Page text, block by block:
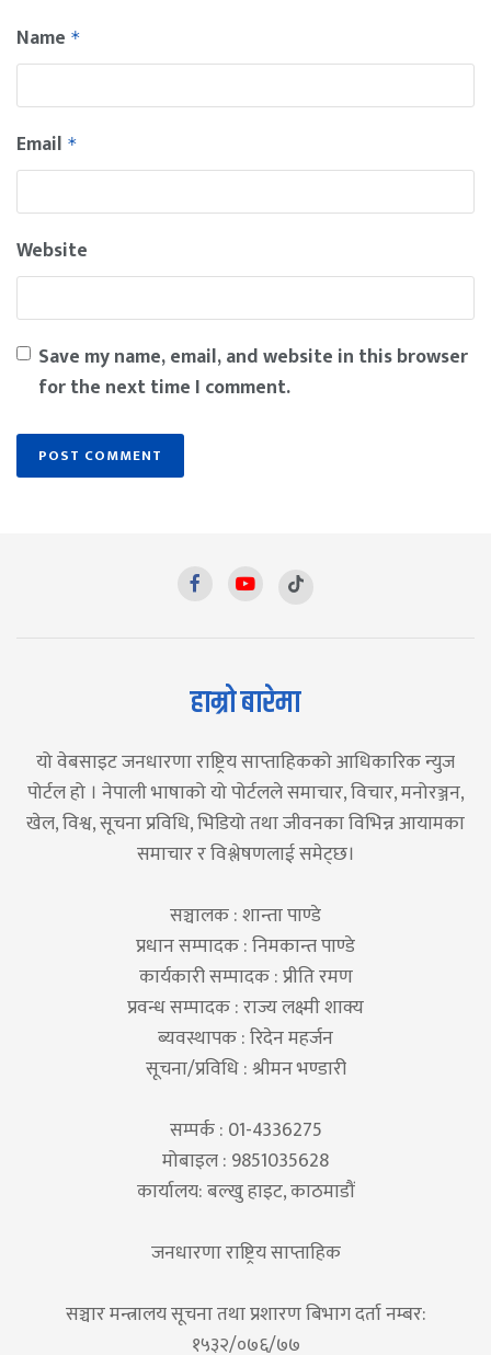
Name *
Email *
Website
Save my name, email, and website in this browser
for the next time I comment.
हाम्रो बारेमा
यो वेबसाइट जनधारणा राष्ट्रिय साप्ताहिकको आधिकारिक न्युज
पोर्टल हो । नेपाली भाषाको यो पोर्टलले समाचार, विचार, मनोरञ्जन,
खेल, विश्व, सूचना प्रविधि, भिडियो तथा जीवनका विभिन्न आयामका
समाचार र विश्लेषणलाई समेट्छ।
सञ्चालक : शान्ता पाण्डे
प्रधान सम्पादक : निमकान्त पाण्डे
कार्यकारी सम्पादक : प्रीति रमण
प्रवन्ध सम्पादक : राज्य लक्ष्मी शाक्य
ब्यवस्थापक : रिदेन महर्जन
सूचना/प्रविधि : श्रीमन भण्डारी
सम्पर्क : 01-4336275
मोबाइल : 9851035628
कार्यालय: बल्खु हाइट, काठमाडौं
जनधारणा राष्ट्रिय साप्ताहिक
सञ्चार मन्त्रालय सूचना तथा प्रशारण बिभाग दर्ता नम्बर:
१५३२/०७६/७७